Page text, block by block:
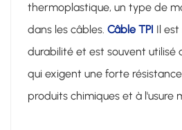
thermoplastique, un type de
dans les câbles. Câble TPI Il
durabilité et est souvent utilisé
qui exigent une forte
produits chimiques et à l'usure